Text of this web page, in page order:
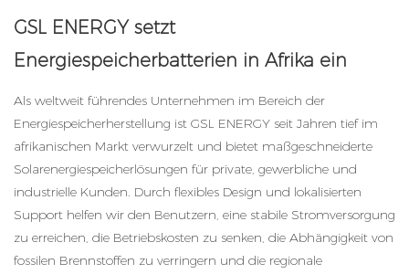
GSL ENERGY setzt
Energiespeicherbatterien in Afrika ein
Als weltweit führendes Unternehmen im Bereich der
Energiespeicherherstellung ist GSL ENERGY seit Jahren tief im
afrikanischen Markt verwurzelt und bietet maßgeschneiderte
Solarenergiespeicherlösungen für private, gewerbliche und
industrielle Kunden. Durch flexibles Design und lokalisierten
Support helfen wir den Benutzern, eine stabile Stromversorgung
zu erreichen, die Betriebskosten zu senken, die Abhängigkeit von
fossilen Brennstoffen zu verringern und die regionale